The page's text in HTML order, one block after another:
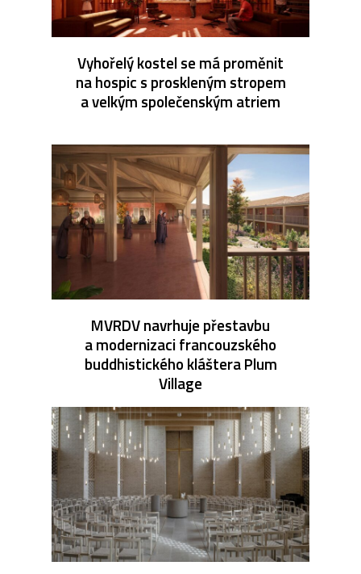
Vyhořelý kostel se má proměnit
na hospic s proskleným stropem
a velkým společenským atriem
MVRDV navrhuje přestavbu
a modernizaci francouzského
buddhistického kláštera Plum
Village